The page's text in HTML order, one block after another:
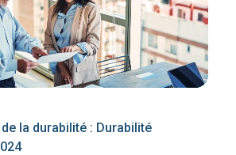
la durabilité : Durabilité